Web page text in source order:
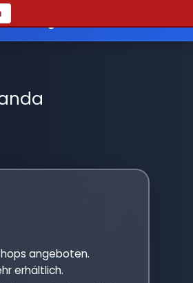
angeboten.
erhältlich.